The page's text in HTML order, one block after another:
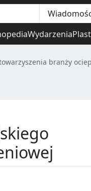
Wydarzenia
branży